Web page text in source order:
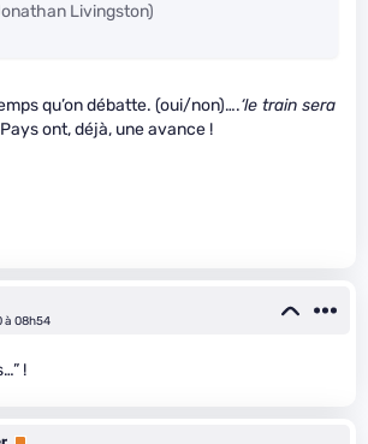
Livingston)
qu’on débatte. (oui/non)….‘le train sera
ont, déjà, une avance !
à 08h54
!